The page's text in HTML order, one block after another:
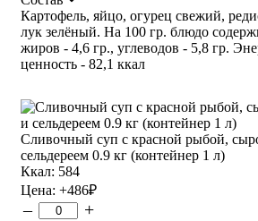
Картофель, яйцо, огурец свежий,
лук зелёный. На 100 гр. блюдо
жиров - 4,6 гр., углеводов - 5,8 гр.
ценность - 82,1 ккал
Сливочный суп с красной рыбой,
сельдереем 0.9 кг (контейнер 1 л)
Ккал: 584
Цена: +486₽
– +